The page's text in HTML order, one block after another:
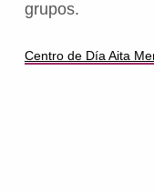
grupos.
Centro de Día Aita